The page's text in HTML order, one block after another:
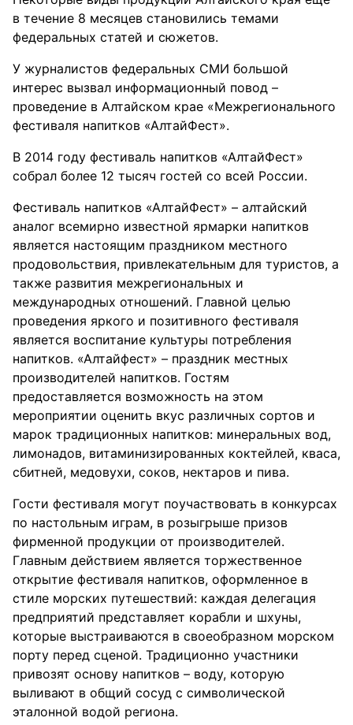
в течение 8 месяцев становились темами
федеральных статей и сюжетов.
У журналистов федеральных СМИ большой
интерес вызвал информационный повод –
проведение в Алтайском крае «Межрегионального
фестиваля напитков «АлтайФест».
В 2014 году фестиваль напитков «АлтайФест»
собрал более 12 тысяч гостей со всей России.
Фестиваль напитков «АлтайФест» – алтайский
аналог всемирно известной ярмарки напитков
является настоящим праздником местного
продовольствия, привлекательным для туристов, а
также развития межрегиональных и
международных отношений. Главной целью
проведения яркого и позитивного фестиваля
является воспитание культуры потребления
напитков. «Алтайфест» – праздник местных
производителей напитков. Гостям
предоставляется возможность на этом
мероприятии оценить вкус различных сортов и
марок традиционных напитков: минеральных вод,
лимонадов, витаминизированных коктейлей, кваса,
сбитней, медовухи, соков, нектаров и пива.
Гости фестиваля могут поучаствовать в конкурсах
по настольным играм, в розыгрыше призов
фирменной продукции от производителей.
Главным действием является торжественное
открытие фестиваля напитков, оформленное в
стиле морских путешествий: каждая делегация
предприятий представляет корабли и шхуны,
которые выстраиваются в своеобразном морском
порту перед сценой. Традиционно участники
привозят основу напитков – воду, которую
выливают в общий сосуд с символической
эталонной водой региона.